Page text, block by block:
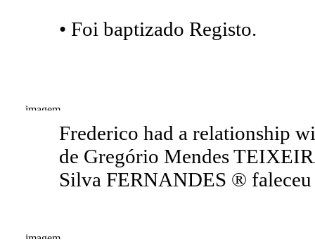
• Foi baptizado Registo.
Frederico had a relationship
de Gregório Mendes
Silva FERNANDES ® faleceu